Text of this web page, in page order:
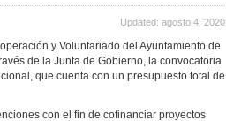
Updated: agosto 4, 2020
y Voluntariado del Ayuntamiento de
de la Junta de Gobierno, la convocatoria
que cuenta con un presupuesto total de
con el fin de cofinanciar proyectos